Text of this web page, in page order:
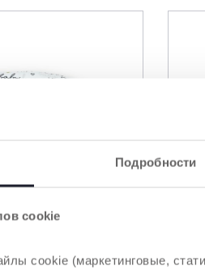
Подробности
cookie
cookie (маркетинговые,